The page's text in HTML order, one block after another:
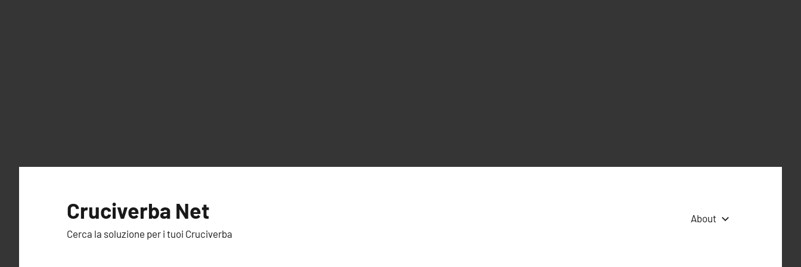
Cruciverba Net
Cerca la soluzione per i tuoi Cruciverba
About